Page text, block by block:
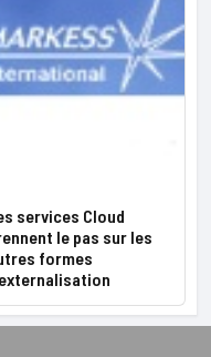
services Cloud
le pas sur les
formes